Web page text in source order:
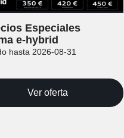
Especiales
e-hybrid
hasta 2026-08-31
Ver oferta